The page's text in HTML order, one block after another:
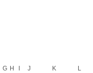
G H J K
L